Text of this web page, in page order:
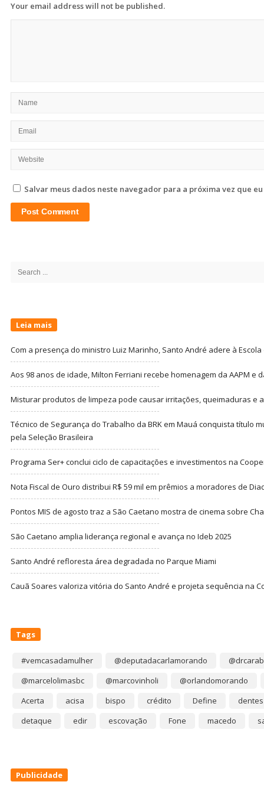
Your email address will not be published.
Salvar meus dados neste navegador para a próxima vez que
Search
Leia mais
Com a presença do ministro Luiz Marinho, Santo André adere à
Aos 98 anos de idade, Milton Ferriani recebe homenagem da AAPM e
Misturar produtos de limpeza pode causar irritações, queimaduras e
Técnico de Segurança do Trabalho da BRK em Mauá conquista título
pela Seleção Brasileira
Programa Ser+ conclui ciclo de capacitações e investimentos na
Nota Fiscal de Ouro distribui R$ 59 mil em prêmios a moradores de
Pontos MIS de agosto traz a São Caetano mostra de cinema sobre
São Caetano amplia liderança regional e avança no Ideb 2025
Santo André refloresta área degradada no Parque Miami
Cauã Soares valoriza vitória do Santo André e projeta sequência na
Tags
#vemcasadamulher @deputadacarlamorando
@marcelolimasbc
@marcovinholi
@orlandomorando
Acerta
acisa bispo crédito Define
dentes
detaque
edir escovação Fone macedo
Publicidade